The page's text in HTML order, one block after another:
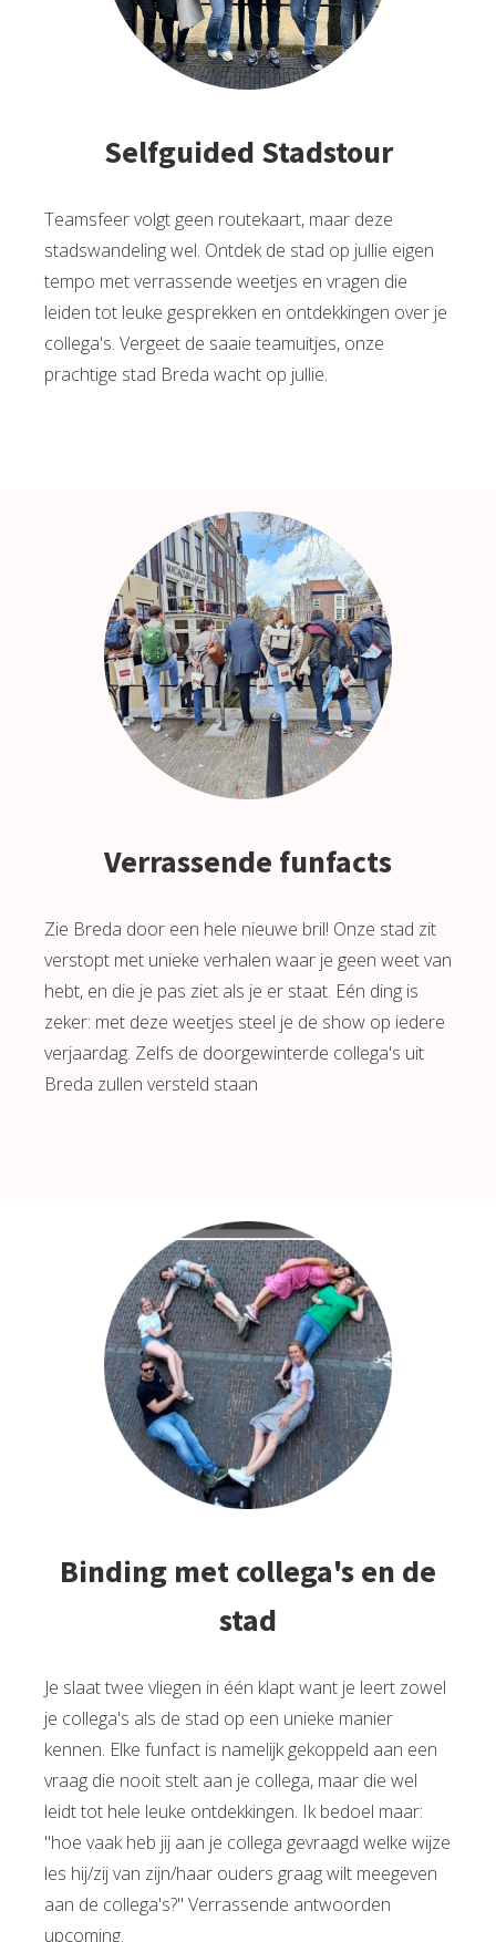
Selfguided Stadstour
Teamsfeer volgt geen routekaart, maar deze
stadswandeling wel. Ontdek de stad op jullie eigen
tempo met verrassende weetjes en vragen die
leiden tot leuke gesprekken en ontdekkingen over je
collega's. Vergeet de saaie teamuitjes, onze
prachtige stad Breda wacht op jullie.
Verrassende funfacts
Zie Breda door een hele nieuwe bril! Onze stad zit
verstopt met unieke verhalen waar je geen weet van
hebt, en die je pas ziet als je er staat. Eén ding is
zeker: met deze weetjes steel je de show op iedere
verjaardag. Zelfs de doorgewinterde collega's uit
Breda zullen versteld staan
Binding met collega's en de
stad
Je slaat twee vliegen in één klapt want je leert zowel
je collega's als de stad op een unieke manier
kennen. Elke funfact is namelijk gekoppeld aan een
vraag die nooit stelt aan je collega, maar die wel
leidt tot hele leuke ontdekkingen. Ik bedoel maar:
''hoe vaak heb jij aan je collega gevraagd welke wijze
les hij/zij van zijn/haar ouders graag wilt meegeven
aan de collega's?" Verrassende antwoorden
upcoming.